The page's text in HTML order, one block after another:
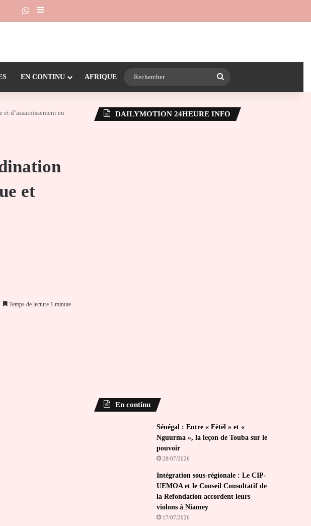
Dailymotion
Suivre la chaîne 24heureinfo sur WhatsApp
Sidebar (barre latérale)
EN CONTINU AFRIQUE
d’assainissement en
et
Temps de lecture 1 minute
DAILYMOTION 24HEURE INFO
En continu
Sénégal : Entre « Fëtël » et «
Nguurma », la leçon de Touba sur le
pouvoir
28/07/2026
Intégration sous-régionale : Le CIP-
UEMOA et le Conseil Consultatif de
la Refondation accordent leurs
violons à Niamey
17/07/2026